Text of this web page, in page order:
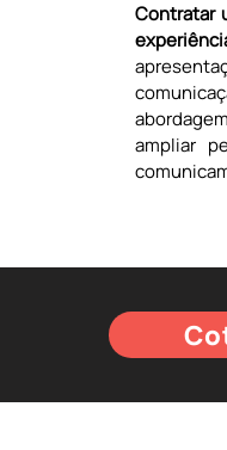
Contratar
ampliar